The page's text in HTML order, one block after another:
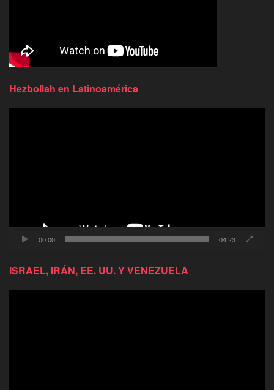
Hezbollah en Latinoamérica
00:00 04:23
ISRAEL, IRÁN, EE. UU. Y VENEZUELA